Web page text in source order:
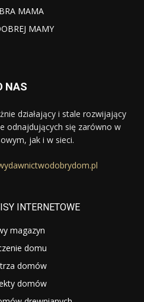
MAMA
MAMY
NAS
działający i stale rozwijający
odnajdujących się zarówno w
jak i w sieci.
INTERNETOWE
magazyn
domu
domów
domów